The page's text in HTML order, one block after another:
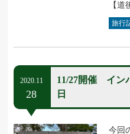
【
旅行
2020.11
28
11/27開催 イン
日
今回